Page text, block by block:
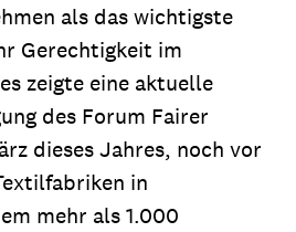
als das wichtigste
Gerechtigkeit im
zeigte eine aktuelle
des Forum Fairer
dieses Jahres, noch vor
in
mehr als 1.000